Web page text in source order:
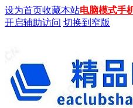
设为首页收藏本站电脑模式手
开启辅助访问 切换到窄版